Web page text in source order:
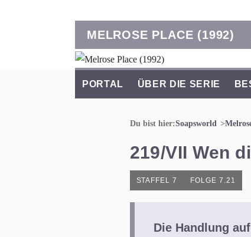
MELROSE PLACE (1992)
PORTAL ÜBER DIE SERIE
Du bist hier:Soapsworld
219/VII Wen
STAFFEL 7 FOLGE 7.21
Die Handlung